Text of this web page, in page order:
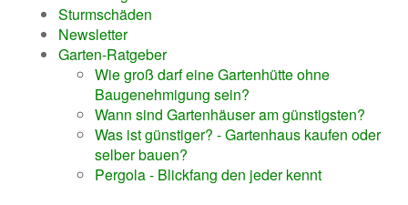
Sturmschäden
Newsletter
Garten-Ratgeber
Wie groß darf eine Gartenhütte ohne
Baugenehmigung sein?
Wann sind Gartenhäuser am günstigsten?
Was ist günstiger? - Gartenhaus kaufen oder
selber bauen?
Pergola - Blickfang den jeder kennt